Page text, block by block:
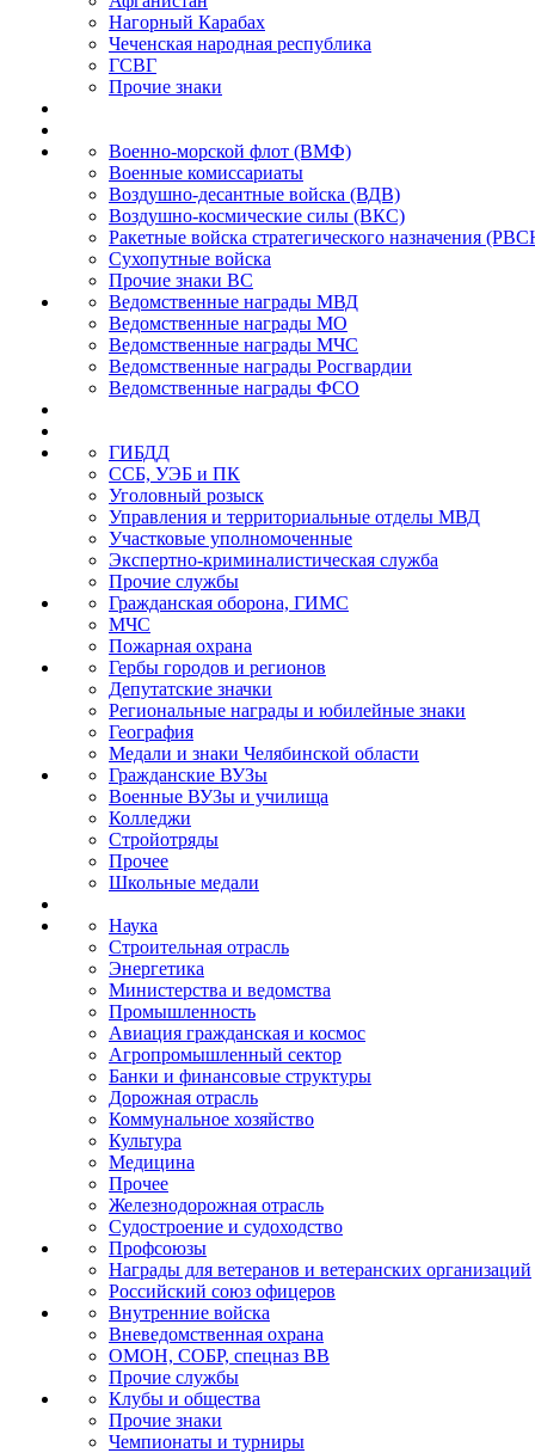
Нагорный Карабах
Чеченская народная республика
ГСВГ
Прочие знаки
Военно-морской флот (ВМФ)
Военные комиссариаты
Воздушно-десантные войска (ВДВ)
Воздушно-космические силы (ВКС)
Ракетные войска стратегического назначения
Сухопутные войска
Прочие знаки ВС
Ведомственные награды МВД
Ведомственные награды МО
Ведомственные награды МЧС
Ведомственные награды Росгвардии
Ведомственные награды ФСО
ГИБДД
ССБ, УЭБ и ПК
Уголовный розыск
Управления и территориальные отделы МВД
Участковые уполномоченные
Экспертно-криминалистическая служба
Прочие службы
Гражданская оборона, ГИМС
МЧС
Пожарная охрана
Гербы городов и регионов
Депутатские значки
Региональные награды и юбилейные знаки
География
Медали и знаки Челябинской области
Гражданские ВУЗы
Военные ВУЗы и училища
Колледжи
Стройотряды
Прочее
Школьные медали
Наука
Строительная отрасль
Энергетика
Министерства и ведомства
Промышленность
Авиация гражданская и космос
Агропромышленный сектор
Банки и финансовые структуры
Дорожная отрасль
Коммунальное хозяйство
Культура
Медицина
Прочее
Железнодорожная отрасль
Судостроение и судоходство
Профсоюзы
Награды для ветеранов и ветеранских организаций
Российский союз офицеров
Внутренние войска
Вневедомственная охрана
ОМОН, СОБР, спецназ ВВ
Прочие службы
Клубы и общества
Прочие знаки
Чемпионаты и турниры